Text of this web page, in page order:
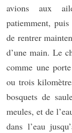
avions aux
patiemment,
de rentrer
d’une main. Le
comme une
ou trois
bosquets de
meules, et de
dans l’eau